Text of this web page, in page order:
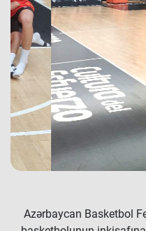
Azərbaycan Basketbol